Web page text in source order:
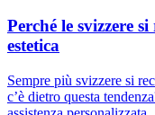
Perché le svizzere
estetica
Sempre più svizzere si
c’è dietro questa